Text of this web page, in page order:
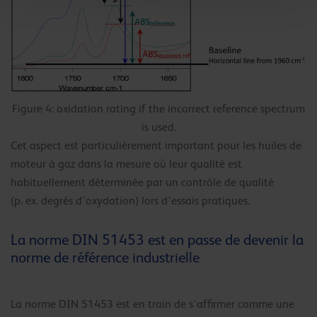
Figure 4: oxidation rating if the incorrect reference spectrum
is used.
Cet aspect est particulièrement important pour les huiles de
moteur à gaz dans la mesure où leur qualité est
habituellement déterminée par un contrôle de qualité
(p. ex. degrés d’oxydation) lors d’essais pratiques.
La norme DIN 51453 est en passe de devenir la
norme de référence industrielle
La norme DIN 51453 est en train de s’affirmer comme une